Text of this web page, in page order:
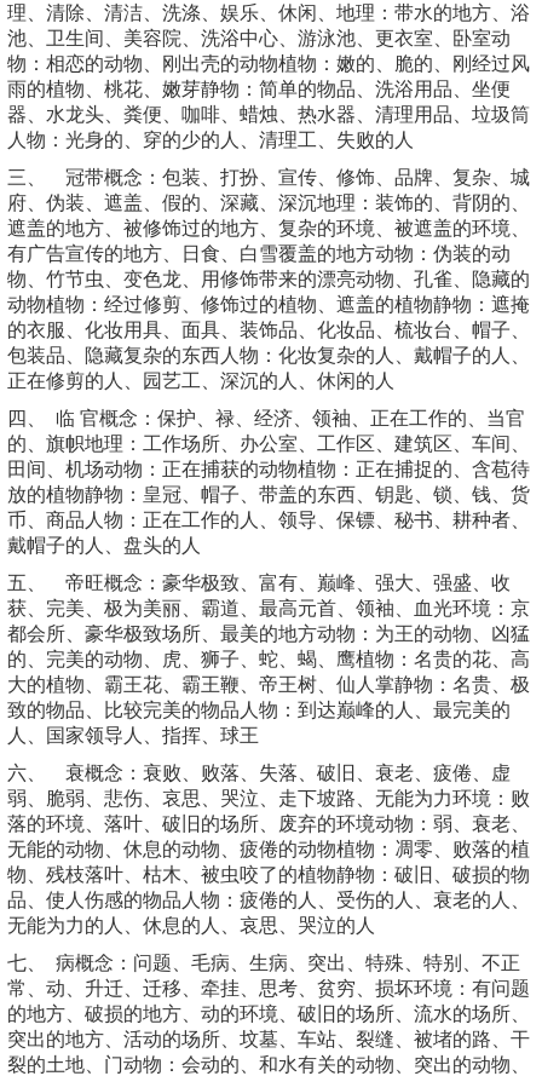
理、清除、清洁、洗涤、娱乐、休闲、地理：带水的地方、浴
池、卫生间、美容院、洗浴中心、游泳池、更衣室、卧室动
物：相恋的动物、刚出壳的动物植物：嫩的、脆的、刚经过风
雨的植物、桃花、嫩芽静物：简单的物品、洗浴用品、坐便
器、水龙头、粪便、咖啡、蜡烛、热水器、清理用品、垃圾筒
人物：光身的、穿的少的人、清理工、失败的人
三、 冠带概念：包装、打扮、宣传、修饰、品牌、复杂、城
府、伪装、遮盖、假的、深藏、深沉地理：装饰的、背阴的、
遮盖的地方、被修饰过的地方、复杂的环境、被遮盖的环境、
有广告宣传的地方、日食、白雪覆盖的地方动物：伪装的动
物、竹节虫、变色龙、用修饰带来的漂亮动物、孔雀、隐藏的
动物植物：经过修剪、修饰过的植物、遮盖的植物静物：遮掩
的衣服、化妆用具、面具、装饰品、化妆品、梳妆台、帽子、
包装品、隐藏复杂的东西人物：化妆复杂的人、戴帽子的人、
正在修剪的人、园艺工、深沉的人、休闲的人
四、 临 官概念：保护、禄、经济、领袖、正在工作的、当官
的、旗帜地理：工作场所、办公室、工作区、建筑区、车间、
田间、机场动物：正在捕获的动物植物：正在捕捉的、含苞待
放的植物静物：皇冠、帽子、带盖的东西、钥匙、锁、钱、货
币、商品人物：正在工作的人、领导、保镖、秘书、耕种者、
戴帽子的人、盘头的人
五、 帝旺概念：豪华极致、富有、巅峰、强大、强盛、收
获、完美、极为美丽、霸道、最高元首、领袖、血光环境：京
都会所、豪华极致场所、最美的地方动物：为王的动物、凶猛
的、完美的动物、虎、狮子、蛇、蝎、鹰植物：名贵的花、高
大的植物、霸王花、霸王鞭、帝王树、仙人掌静物：名贵、极
致的物品、比较完美的物品人物：到达巅峰的人、最完美的
人、国家领导人、指挥、球王
六、 衰概念：衰败、败落、失落、破旧、衰老、疲倦、虚
弱、脆弱、悲伤、哀思、哭泣、走下坡路、无能为力环境：败
落的环境、落叶、破旧的场所、废弃的环境动物：弱、衰老、
无能的动物、休息的动物、疲倦的动物植物：凋零、败落的植
物、残枝落叶、枯木、被虫咬了的植物静物：破旧、破损的物
品、使人伤感的物品人物：疲倦的人、受伤的人、衰老的人、
无能为力的人、休息的人、哀思、哭泣的人
七、 病概念：问题、毛病、生病、突出、特殊、特别、不正
常、动、升迁、迁移、牵挂、思考、贫穷、损坏环境：有问题
的地方、破损的地方、动的环境、破旧的场所、流水的场所、
突出的地方、活动的场所、坟墓、车站、裂缝、被堵的路、干
裂的土地、门动物：会动的、和水有关的动物、突出的动物、